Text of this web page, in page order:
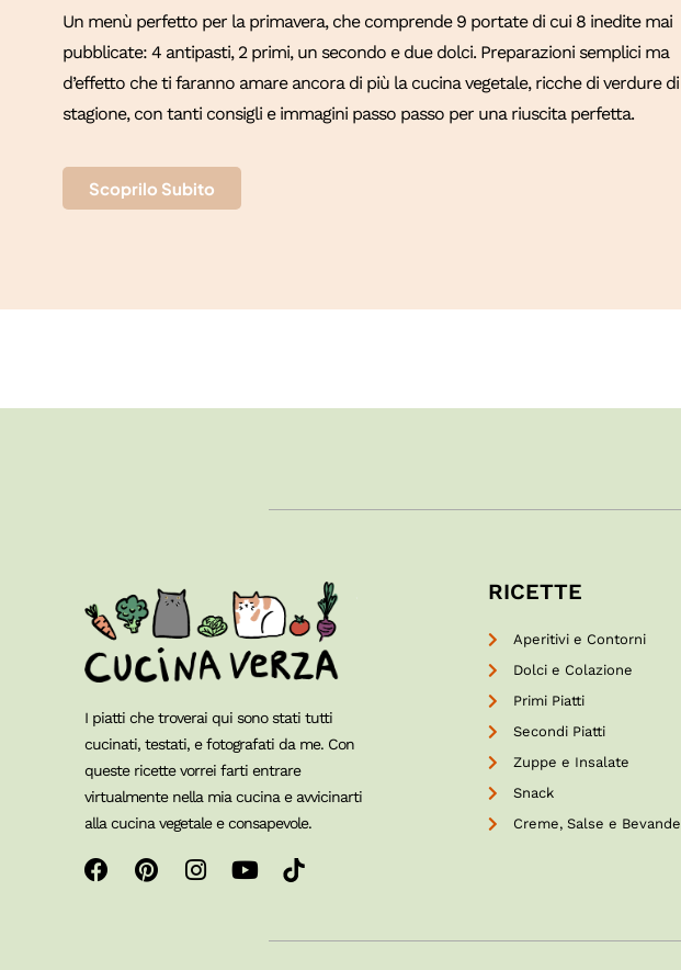
Un menù perfetto per la primavera, che comprende 9 portate di cui 8 inedite mai
pubblicate: 4 antipasti, 2 primi, un secondo e due dolci. Preparazioni semplici ma
d’effetto che ti faranno amare ancora di più la cucina vegetale, ricche di verdure di
stagione, con tanti consigli e immagini passo passo per una riuscita perfetta.
Scoprilo Subito
I piatti che troverai qui sono stati tutti
cucinati, testati, e fotografati da me. Con
queste ricette vorrei farti entrare
virtualmente nella mia cucina e avvicinarti
alla cucina vegetale e consapevole.
RICETTE
Aperitivi e Contorni
Dolci e Colazione
Primi Piatti
Secondi Piatti
Zuppe e Insalate
Snack
Creme, Salse e Bevande